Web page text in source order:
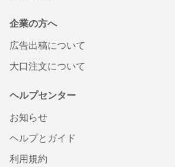
企業の方へ
広告出稿について
大口注文について
ヘルプセンター
お知らせ
ヘルプとガイド
利用規約